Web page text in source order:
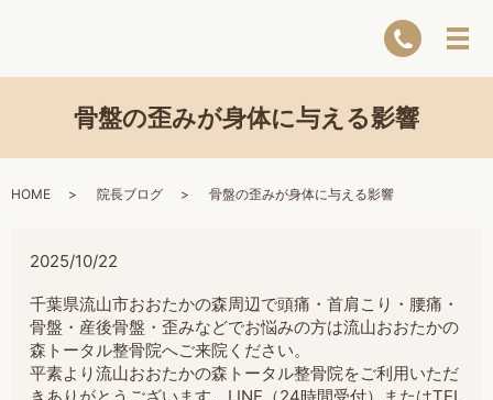
骨盤の歪みが身体に与える影響
HOME 院長ブログ 骨盤の歪みが身体に与える影響
2025/10/22
千葉県流山市おおたかの森周辺で頭痛・首肩こり・腰痛・
骨盤・産後骨盤・歪みなどでお悩みの方は流山おおたかの
森トータル整骨院へご来院ください。
平素より流山おおたかの森トータル整骨院をご利用いただ